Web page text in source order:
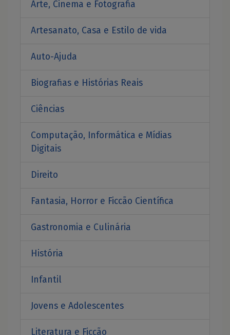
Arte, Cinema e Fotografia
Artesanato, Casa e Estilo de vida
Auto-Ajuda
Biografias e Histórias Reais
Ciências
Computação, Informática e Mídias
Digitais
Direito
Fantasia, Horror e Ficcão Científica
Gastronomia e Culinária
História
Infantil
Jovens e Adolescentes
Literatura e Ficção